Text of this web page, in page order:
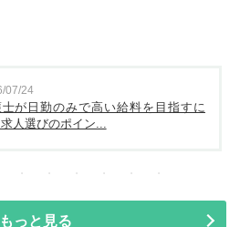
07/24
が日勤のみで高い給料を目指すに
人選びのポイン...
もっと見る